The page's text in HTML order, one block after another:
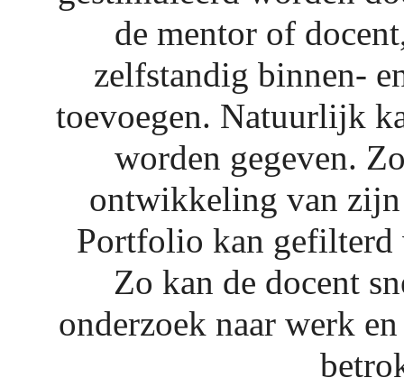
de mentor of
zelfstandig binnen-
toevoegen. Natuurlijk
worden gegeven.
ontwikkeling van zijn
Portfolio kan gefilterd
Zo kan de docent
onderzoek naar werk